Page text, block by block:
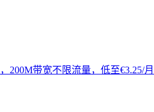
200M带宽不限流量，低至€3.25/月